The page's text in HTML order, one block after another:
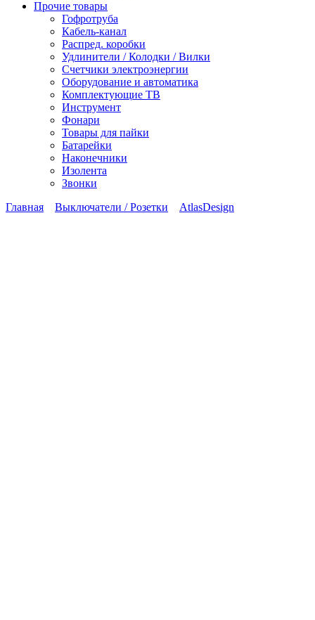
Прочие товары
Гофротруба
Кабель-канал
Распред. коробки
Удлинители / Колодки / Вилки
Счетчики электроэнергии
Оборудование и автоматика
Комплектующие ТВ
Инструмент
Фонари
Товары для пайки
Батарейки
Наконечники
Изолента
Звонки
Главная
Выключатели / Розетки AtlasDesign